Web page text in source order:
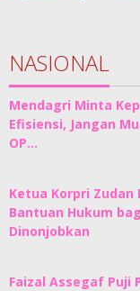
NASIONAL
Mendagri Minta
Efisiensi, Jangan
OP…
Ketua Korpri Zudan
Bantuan Hukum
Dinonjobkan
Faizal Assegaf Puji